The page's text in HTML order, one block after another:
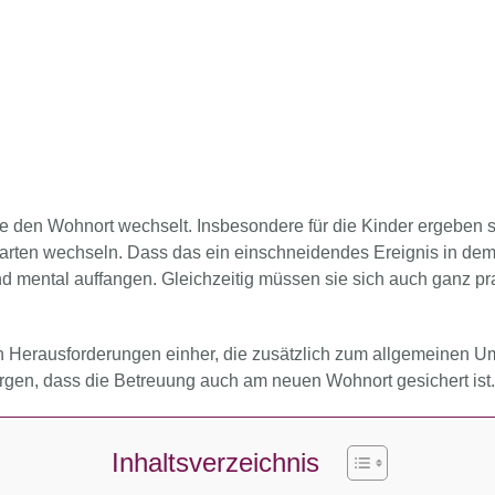
den Wohnort wechselt. Insbesondere für die Kinder
wechseln. Dass das ein einschneidendes Ereignis in
mental auffangen. Gleichzeitig müssen sie sich auch ganz
einher, die zusätzlich zum allgemeinen
dass die Betreuung auch am neuen Wohnort gesichert ist.
Inhaltsverzeichnis